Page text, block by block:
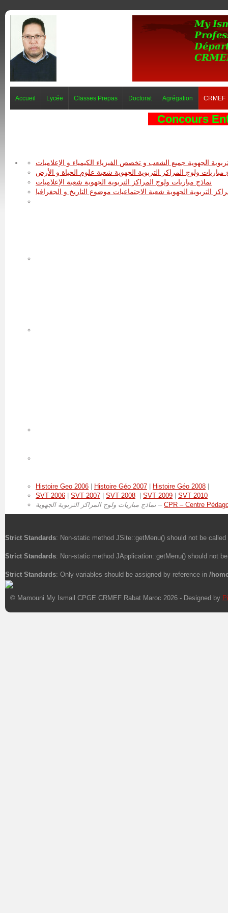
Accueil Lycée Classes Prepas Doctorat Agrégation CRMEF
Concours
الجهوية جميع الشعب و تخصص الفيزياء الكيمياء و الإعلاميات
مباريات ولوج المراكز التربوية الجهوية شعبة علوم الحياة و الأرض
نماذج مباريات ولوج المراكز التربوية الجهوية شعبة الإعلاميات
التربوية الجهوية شعبة الاجتماعيات موضوع التاريخ و الجغرافيا
Histoire Geo 2006 Histoire Géo 2007 Histoire Géo 2008
SVT 2006
SVT 2007 SVT 2008 SVT 2009
SVT 2010
نماذج مباريات ولوج المراكز التربوية الجهوية – CPR – Centre
Strict Standards: Non-static method JSite::getMenu() should not be
Strict Standards: Non-static method JApplication::getMenu() should not
Strict Standards: Only variables should be assigned by reference in /
© Mamouni My Ismail CPGE CRMEF Rabat Maroc 2026 - Designed by